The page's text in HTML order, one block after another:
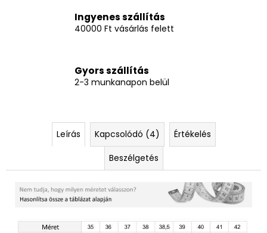
Ingyenes szállítás
40000 Ft vásárlás felett
Gyors szállítás
2-3 munkanapon belül
Leírás Kapcsolódó (4)
Értékelés
Beszélgetés